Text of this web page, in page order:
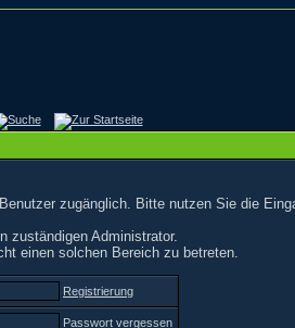
zugänglich. Bitte nutzen Sie die
zuständigen Administrator.
einen solchen Bereich zu betreten.
Registrierung
Passwort vergessen